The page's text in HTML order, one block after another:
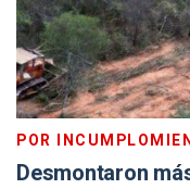
POR
Desmontaron